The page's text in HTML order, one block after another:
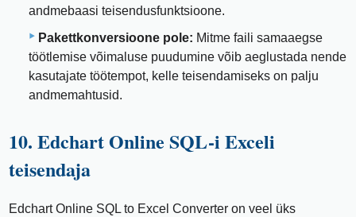
andmebaasi teisendusfunktsioone.
Pakettkonversioone pole: Mitme faili samaaegse
töötlemise võimaluse puudumine võib aeglustada nende
kasutajate töötempot, kelle teisendamiseks on palju
andmemahtusid.
10. Edchart Online SQL-i Exceli
teisendaja
Edchart Online SQL to Excel Converter on veel üks